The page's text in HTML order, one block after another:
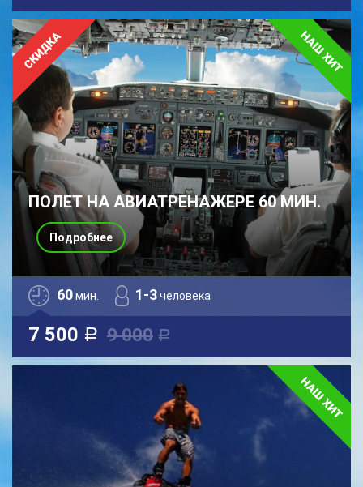
ПОЛЕТ НА АВИАТРЕНАЖЕРЕ 60 МИН.
60мин. 1-3человека
7 500 a 9 000 a
Подробнее